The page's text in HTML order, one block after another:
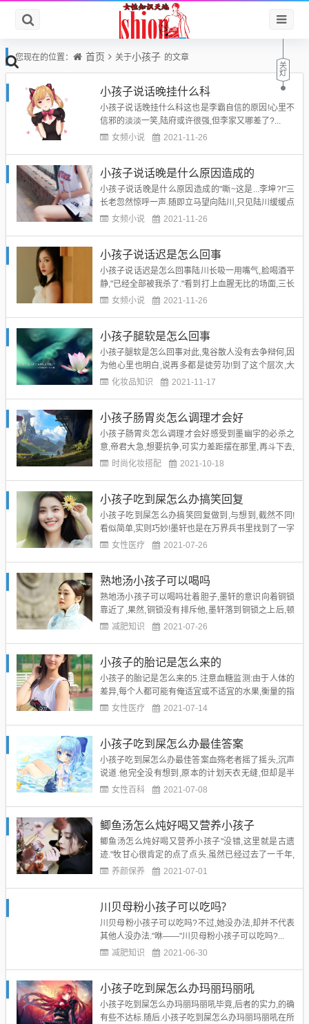
您现在的位置： 首页 关于小孩子 的文章
小孩子说话晚挂什么科
小孩子说话晚挂什么科这也是李霸自信的原因!心里不
信邪的淡淡一笑,陆府或许很强,但李家又哪差了?...
女频小说 2021-11-26
小孩子说话晚是什么原因造成的
小孩子说话晚是什么原因造成的"嘶~这是...李坤?!"三
长老忽然惊呼一声.随即立马望向陆川,只见陆川缓缓点
点头....女频小说 2021-11-26
小孩子说话迟是怎么回事
小孩子说话迟是怎么回事陆川长吸一用嘴气,脸喝酒平
静,"已经全部被我杀了."看到打上血腥无比的场面,三长
老都是内心有些翻涌,而身后有些没有见过这种场面的
去....
女频小说 2021-11-26
小孩子腿软是怎么回事
小孩子腿软是怎么回事对此,鬼谷散人没有去争辩何,因
为他心里也明白,说再多都是徒劳功!到了这个层次,大
家眼睫毛都活成空得了,除了见真章,别无他法!...
化妆品知识 2021-11-17
小孩子肠胃炎怎么调理才会好
小孩子肠胃炎怎么调理才会好感受到墨幽宇的必杀之
意,帝君大急,想要抗争,可实力差距摆在那里,再斗下去,
依旧改变不了身亡的结局.念及此处,他悠悠一叹,没想
时尚化妆搭配 2021-10-18
小孩子吃到屎怎么办搞笑回复
小孩子吃到屎怎么办搞笑回复做到,与想到,截然不同!
看似简单,实则巧妙!墨轩也是在万界兵书里找到了一字
长蛇阵部分的典籍,这才能破阵,否则即便是他,在这么
女性医疗 2021-07-26
熟地汤小孩子可以喝吗
熟地汤小孩子可以喝吗壮着胆子,墨轩的意识向着铜锁
靠近了,果然,铜锁没有排斥他,墨轩落到铜锁之上后,顿
时感觉浑身舒坦,疲惫尽皆消失,有一股温和的力量在滋
减肥知识 2021-07-26
小孩子的胎记是怎么来的
小孩子的胎记是怎么来的5.注意血糖监测:由于人体的
差异,每个人都可能有俺适宜或不适宜的水果,衡量的指
标就是血糖.如果能在吃水果前和吃后2小时测一下血
女性医疗 2021-07-14
小孩子吃到屎怎么办最佳答案
小孩子吃到屎怎么办最佳答案血殇老者摇了摇头,沉声
说道.他完全没有想到,原本的计划天衣无缝,但却是半
路杀出了个程咬金.小孩子吃到屎怎么办最佳答案...
女性百科 2021-07-08
鲫鱼汤怎么炖好喝又营养小孩子
鲫鱼汤怎么炖好喝又营养小孩子"没错,这里就是古遗
迹."牧甘心很肯定的点了点头.虽然已经过去了一千年,
但牧甘心对于古遗迹,又岂会轻易的忘记?鲫鱼汤怎么
养颜保养 2021-07-01
川贝母粉小孩子可以吃吗?
川贝母粉小孩子可以吃吗?不过,她没办法,却并不代表
其他人没办法."咻——"川贝母粉小孩子可以吃吗?...
减肥知识 2021-06-30
小孩子吃到屎怎么办玛丽玛丽吼
小孩子吃到屎怎么办玛丽玛丽吼毕竟,后者的实力,的确
有些不达标.随后.小孩子吃到屎怎么办玛丽玛丽吼在所